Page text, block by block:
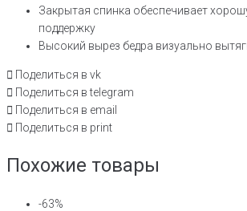
Закрытая спинка обеспечивает
поддержку
Высокий вырез бедра визуально
Поделиться в vk
Поделиться в telegram
Поделиться в email
Поделиться в print
Похожие товары
-63%